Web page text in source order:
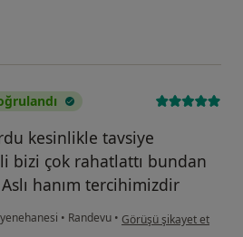
kesinlikle tavsiye
bizi çok rahatlattı bundan
hanım tercihimizdir
• Randevu • kullanıcının görüşüne
Görüşü şikayet et